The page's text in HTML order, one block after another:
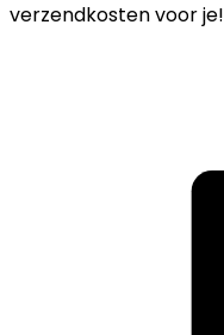
verzendkosten voor je!